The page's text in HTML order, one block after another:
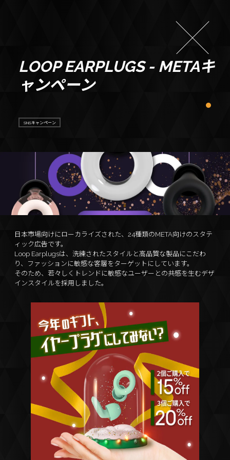
ABOUT
CONTACT
LOOP EARPLUGS - METAキ
ャンペーン
SNSキャンペーン
日本市場向けにローカライズされた、24種類のMETA向けのスタテ
ィック広告です。
Loop Earplugsは、洗練されたスタイルと高品質な製品にこだわ
り、ファッションに敏感な客層をターゲットにしています。
そのため、若々しくトレンドに敏感なユーザーとの共感を生むデザ
インスタイルを採用しました。